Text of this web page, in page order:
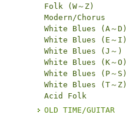
Folk (W～Z)
Modern/Chorus
White Blues (A～D)
White Blues (E～I)
White Blues (J～)
White Blues (K～O)
White Blues (P～S)
White Blues (T～Z)
Acid Folk
OLD TIME/GUITAR